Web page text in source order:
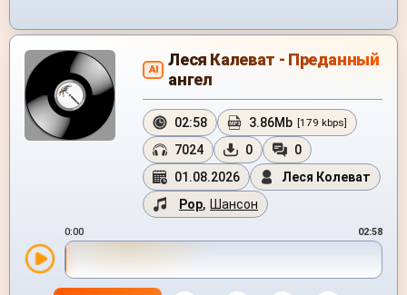
AI
Леся Калеват - Преданный
ангел
02:58 3.86Mb [179 kbps]
7024 0
0
01.08.2026
Леся Колеват
Pop, Шансон
0:00 02:58